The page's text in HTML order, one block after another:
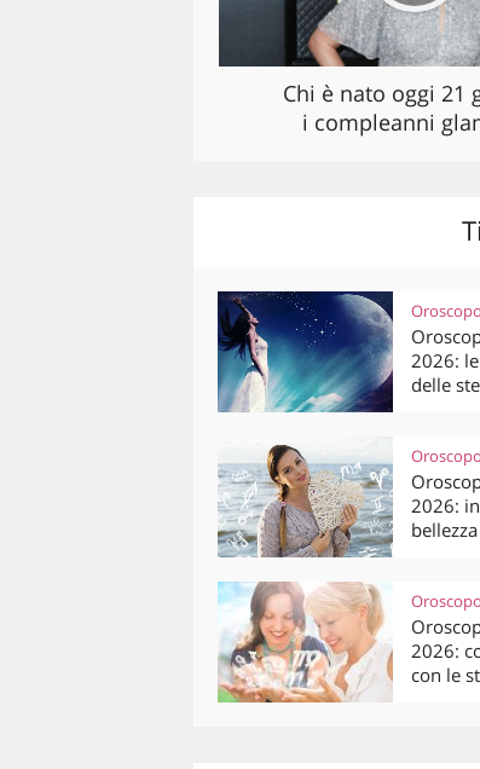
Chi è nato oggi 21
i compleanni
Oroscopo
2026:
delle
Oroscopo
2026:
bellezza
Oroscopo
2026:
con le